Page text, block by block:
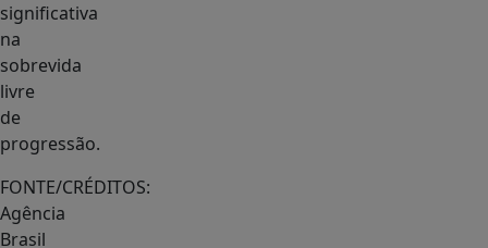
significativa
na
sobrevida
livre
de
progressão.
FONTE/CRÉDITOS:
Agência
Brasil